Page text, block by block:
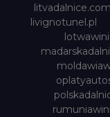
litvadalnice.com
livignotunel.pl